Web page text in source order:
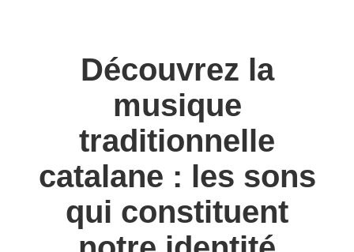
Découvrez la
musique
traditionnelle
catalane : les sons
qui constituent